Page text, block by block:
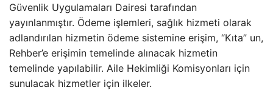
Güvenlik Uygulamaları Dairesi tarafından
yayınlanmıştır. Ödeme işlemleri, sağlık hizmeti olarak
adlandırılan hizmetin ödeme sistemine erişim, “Kıta” un,
Rehber’e erişimin temelinde alınacak hizmetin
temelinde yapılabilir. Aile Hekimliği Komisyonları için
sunulacak hizmetler için ilkeler.